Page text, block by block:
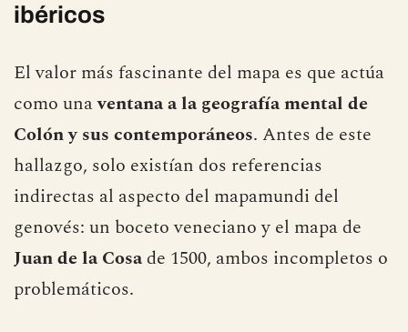
ibéricos
El valor más fascinante del mapa es que actúa
como unaventana a la geografía mental de
Colón y sus contemporáneos. Antes de este
hallazgo, solo existían dos referencias
indirectas al aspecto del mapamundi del
genovés: un boceto veneciano y el mapa de
Juan de la Cosa de 1500, ambos incompletos o
problemáticos.